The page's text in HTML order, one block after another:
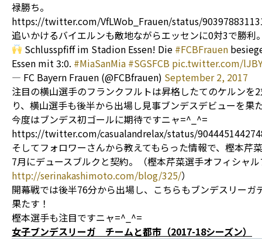
禄勝ち。
https://twitter.com/VfLWob_Frauen/status/
追いかけるバイエルンも敵地ながらエッセンに0対3で勝利
Schlusspfiff im Stadion Essen! Die #FCBFrauen
Essen mit 3:0. #MiaSanMia #SGSFCB pic.twitter.com/
— FC Bayern Frauen (@FCBfrauen) September 2, 2017
注目の横山選手のフランクフルトは昇格したてのケルンを
り、横山選手も後半から出場し見事ブンデスデビューを果
今度はブンデス初ゴールに期待ですニャ=^_^=
https://twitter.com/casualandrelax/status/
そしてフォロワーさんから教えてもらった情報で、樫本芹
7月にデュースブルクと契約。（樫本芹菜選手オフィシャ
http://serinakashimoto.com/blog/325/）
開幕戦では後半76分から出場し、こちらもブンデスリーガ
果たす！
樫本選手も注目ですニャ=^_^=
女子ブンデスリーガ チームと都市（2017-18シーズン）